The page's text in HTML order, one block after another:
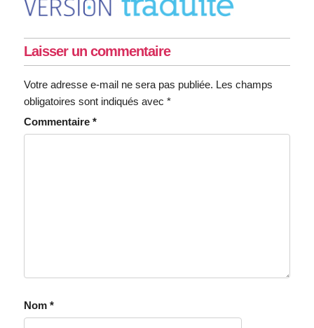
Laisser un commentaire
Votre adresse e-mail ne sera pas publiée. Les champs
obligatoires sont indiqués avec *
Commentaire *
Nom *